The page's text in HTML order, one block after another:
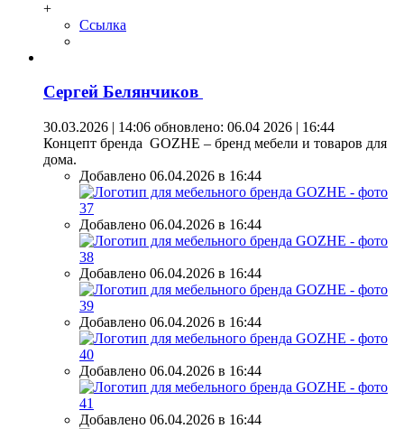
+
Ссылка
Сергей Белянчиков
30.03.2026 | 14:06 обновлено: 06.04 2026 | 16:44
Концепт бренда GOZHE – бренд мебели и товаров для
дома.
Добавлено 06.04.2026 в 16:44
Добавлено 06.04.2026 в 16:44
Добавлено 06.04.2026 в 16:44
Добавлено 06.04.2026 в 16:44
Добавлено 06.04.2026 в 16:44
Добавлено 06.04.2026 в 16:44